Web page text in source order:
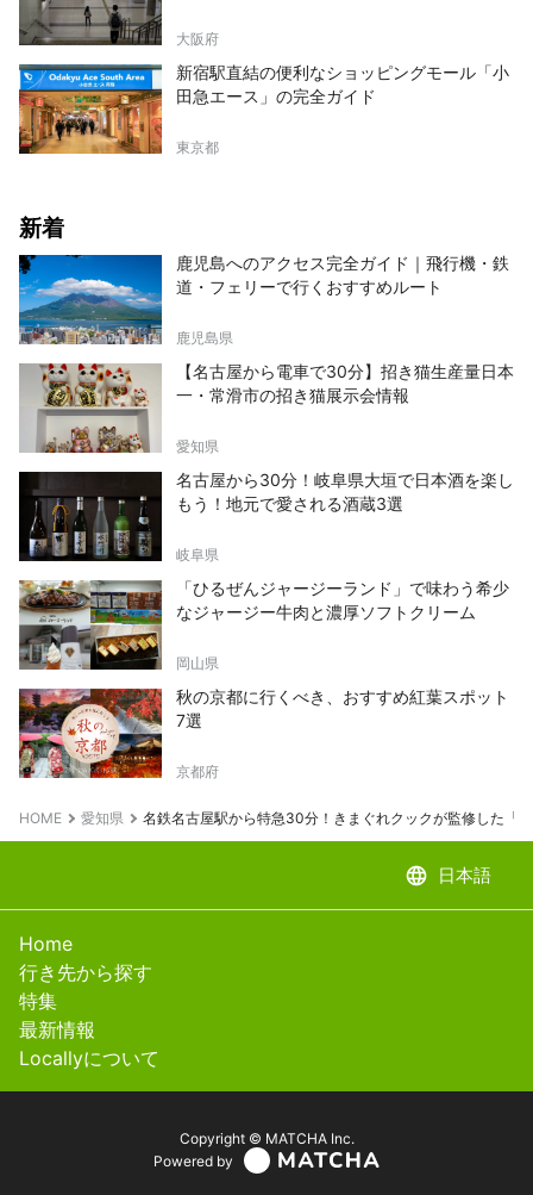
大阪府
新宿駅直結の便利なショッピングモール「小
田急エース」の完全ガイド
東京都
新着
鹿児島へのアクセス完全ガイド｜飛行機・鉄
道・フェリーで行くおすすめルート
鹿児島県
【名古屋から電車で30分】招き猫生産量日本
一・常滑市の招き猫展示会情報
愛知県
名古屋から30分！岐阜県大垣で日本酒を楽し
もう！地元で愛される酒蔵3選
岐阜県
「ひるぜんジャージーランド」で味わう希少
なジャージー牛肉と濃厚ソフトクリーム
岡山県
秋の京都に行くべき、おすすめ紅葉スポット
7選
京都府
HOME 愛知県 名鉄名古屋駅から特急30分！きまぐれクックが監修した「
language 日本語
Home
行き先から探す
特集
最新情報
Locallyについて
Copyright © MATCHA Inc.
Powered by